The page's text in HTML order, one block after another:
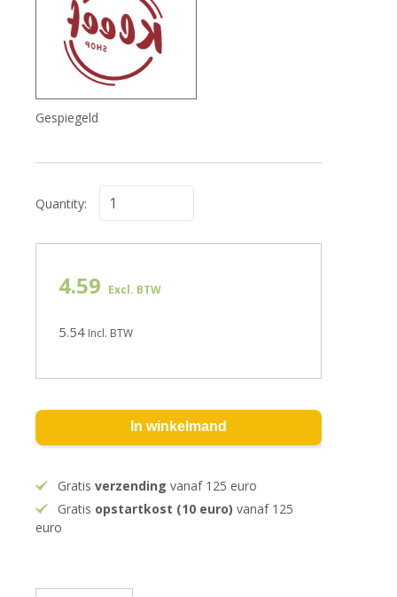
Gespiegeld
Quantity:
4.59 Excl. BTW
5.54 Incl. BTW
In winkelmand
Gratisverzending vanaf 125 euro
Gratis opstartkost (10 euro) vanaf 125
euro